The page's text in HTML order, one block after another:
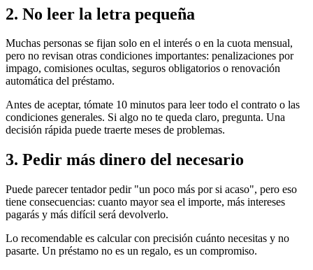
2. No leer la letra pequeña
Muchas personas se fijan solo en el interés o en la cuota mensual,
pero no revisan otras condiciones importantes: penalizaciones por
impago, comisiones ocultas, seguros obligatorios o renovación
automática del préstamo.
Antes de aceptar, tómate 10 minutos para leer todo el contrato o las
condiciones generales. Si algo no te queda claro, pregunta. Una
decisión rápida puede traerte meses de problemas.
3. Pedir más dinero del necesario
Puede parecer tentador pedir "un poco más por si acaso", pero eso
tiene consecuencias: cuanto mayor sea el importe, más intereses
pagarás y más difícil será devolverlo.
Lo recomendable es calcular con precisión cuánto necesitas y no
pasarte. Un préstamo no es un regalo, es un compromiso.